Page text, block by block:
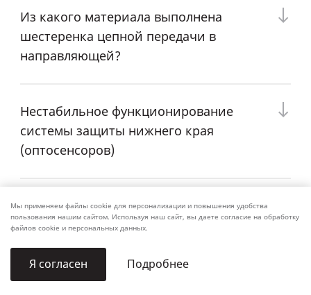
Из какого материала выполнена
шестеренка цепной передачи в
направляющей?
Нестабильное функционирование
системы защиты нижнего края
(оптосенсоров)
Что такое класс защиты IP?
Требования по подключению
электродвигателей к сети
Мы применяем файлы cookie для персонализации и повышения удобства
пользования нашим сайтом. Используя наш сайт, вы даете согласие на обработку
файлов cookie и персональных данных.
Я согласен Подробнее